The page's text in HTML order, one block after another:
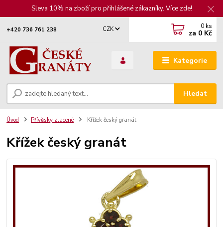
Sleva 10% na zboží pro přihlášené zákazníky. Více zde!
Kategorie
CZK
Hledat
+420 736 761 238 0 ks
za 0 Kč
Úvod Přívěsky zlacené Křížek český granát
Křížek český granát